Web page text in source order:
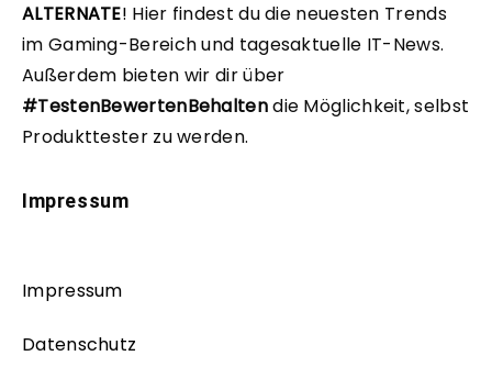
ALTERNATE! Hier findest du die neuesten Trends
im Gaming-Bereich und tagesaktuelle IT-News.
Außerdem bieten wir dir über
#TestenBewertenBehaltendie Möglichkeit, selbst
Produkttester zu werden.
Impressum
Impressum
Datenschutz